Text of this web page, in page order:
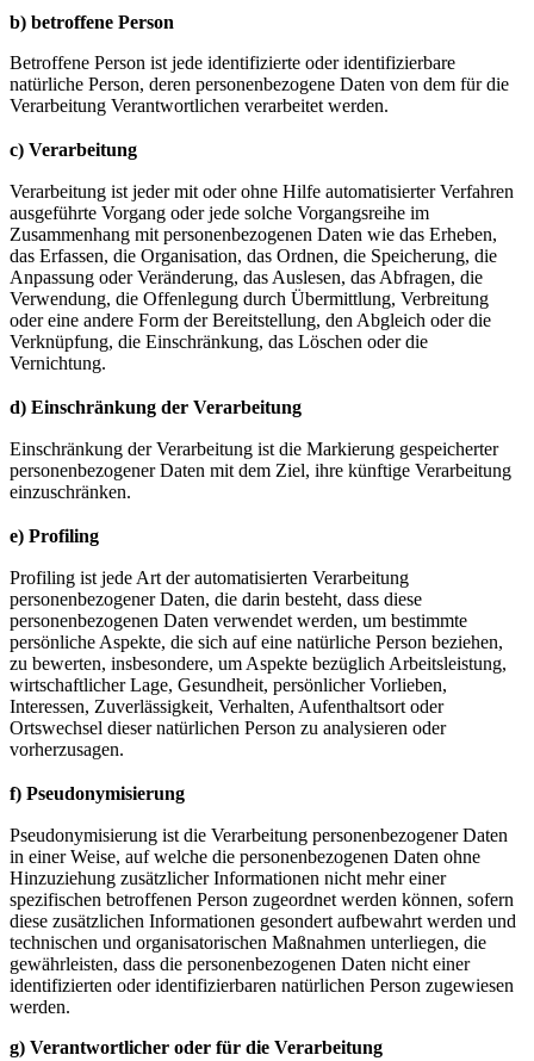
b) betroffene Person
Betroffene Person ist jede identifizierte oder identifizierbare
natürliche Person, deren personenbezogene Daten von dem für die
Verarbeitung Verantwortlichen verarbeitet werden.
c) Verarbeitung
Verarbeitung ist jeder mit oder ohne Hilfe automatisierter Verfahren
ausgeführte Vorgang oder jede solche Vorgangsreihe im
Zusammenhang mit personenbezogenen Daten wie das Erheben,
das Erfassen, die Organisation, das Ordnen, die Speicherung, die
Anpassung oder Veränderung, das Auslesen, das Abfragen, die
Verwendung, die Offenlegung durch Übermittlung, Verbreitung
oder eine andere Form der Bereitstellung, den Abgleich oder die
Verknüpfung, die Einschränkung, das Löschen oder die
Vernichtung.
d) Einschränkung der Verarbeitung
Einschränkung der Verarbeitung ist die Markierung gespeicherter
personenbezogener Daten mit dem Ziel, ihre künftige Verarbeitung
einzuschränken.
e) Profiling
Profiling ist jede Art der automatisierten Verarbeitung
personenbezogener Daten, die darin besteht, dass diese
personenbezogenen Daten verwendet werden, um bestimmte
persönliche Aspekte, die sich auf eine natürliche Person beziehen,
zu bewerten, insbesondere, um Aspekte bezüglich Arbeitsleistung,
wirtschaftlicher Lage, Gesundheit, persönlicher Vorlieben,
Interessen, Zuverlässigkeit, Verhalten, Aufenthaltsort oder
Ortswechsel dieser natürlichen Person zu analysieren oder
vorherzusagen.
f) Pseudonymisierung
Pseudonymisierung ist die Verarbeitung personenbezogener Daten
in einer Weise, auf welche die personenbezogenen Daten ohne
Hinzuziehung zusätzlicher Informationen nicht mehr einer
spezifischen betroffenen Person zugeordnet werden können, sofern
diese zusätzlichen Informationen gesondert aufbewahrt werden und
technischen und organisatorischen Maßnahmen unterliegen, die
gewährleisten, dass die personenbezogenen Daten nicht einer
identifizierten oder identifizierbaren natürlichen Person zugewiesen
werden.
g) Verantwortlicher oder für die Verarbeitung